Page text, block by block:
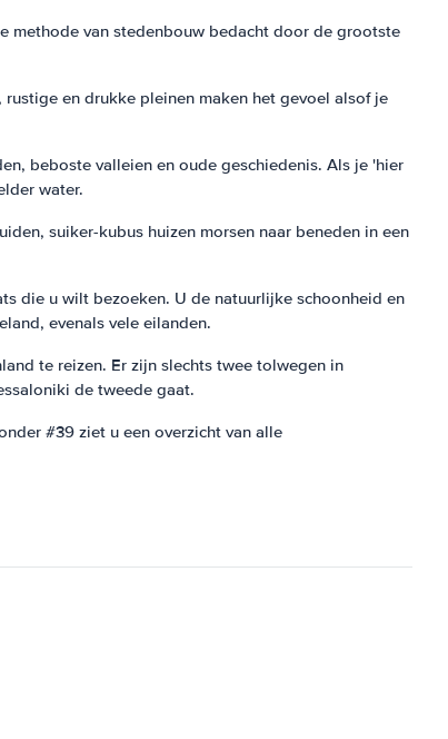
methode van stedenbouw bedacht door de grootste
en drukke pleinen maken het gevoel alsof je
beboste valleien en oude geschiedenis. Als je 'hier
water.
suiker-kubus huizen morsen naar beneden in een
die u wilt bezoeken. U de natuurlijke schoonheid en
evenals vele eilanden.
te reizen. Er zijn slechts twee tolwegen in
de tweede gaat.
#39 ziet u een overzicht van alle